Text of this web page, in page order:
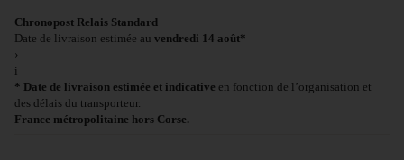
Chronopost Relais Standard
Date de livraison estimée au vendredi 14 août*
›
i
* Date de livraison estimée et indicative en fonction de l’organisation et
des délais du transporteur.
France métropolitaine hors Corse.